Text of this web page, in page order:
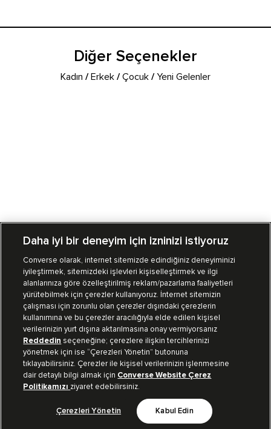
Diğer Seçenekler
Kadın /Erkek /Çocuk /Yeni Gelenler
Mağazalarımız Sipariş Takibi
Müşteri İlişkileri
Koleksiyon
Kurumsal
Bizi Takip Et
Daha iyi bir deneyim için izninizi istiyoruz
Converse olarak, internet sitemizde edindiğiniz deneyiminizi
iyileştirmek, sitemizdeki işlevleri kişiselleştirmek ve ilgi
alanlarınıza göre özelleştirilmiş reklam/pazarlama faaliyetleri
yürütebilmek için çerezler kullanıyoruz. İnternet sitemizin
çalışması için zorunlu olan çerezler dışındaki çerezlerin
kullanımına ve bu çerezler aracılığıyla elde edilen kişisel
verilerinizin yurt dışına aktarılmasına onay vermiyorsanız
Reddedin seçeneğine; çerezlere ilişkin tercihlerinizi
yönetmek için ise “Çerezleri Yönetin” butonuna
tıklayabilirsiniz. Çerezler ile kişisel verilerinizin işlenmesine
dair detaylı bilgi almak için Converse Website Çerez
Politikamızı ziyaret edebilirsiniz.
Çerezleri Yönetin Kabul Edin